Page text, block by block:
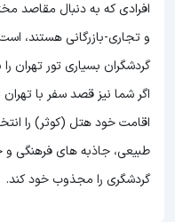
افرادی که به دنبال مقاصد
و تجاری-بازرگانی هستند،
گردشگران بسیاری تور تهران
اگر شما نیز قصد سفر با تهران
اقامت خود هتل (کوثر) را
طبیعی، جاذبه های فرهنگی
گردشگری را مجذوب خود کند.